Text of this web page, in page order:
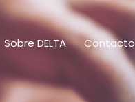
Sobre DELTA Contacto